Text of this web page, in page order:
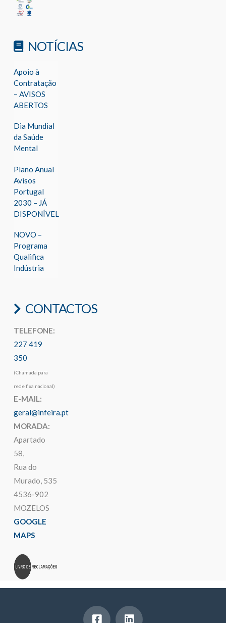
NOTÍCIAS
Apoio à
Contratação
– AVISOS
ABERTOS
Dia Mundial
da Saúde
Mental
Plano Anual
Avisos
Portugal
2030 – JÁ
DISPONÍVEL
NOVO –
Programa
Qualifica
Indústria
CONTACTOS
TELEFONE:
227 419
350
(Chamada para
rede fixa nacional)
E-MAIL:
geral@infeira.pt
MORADA:
Apartado
58,
Rua do
Murado, 535
4536-902
MOZELOS
GOOGLE
MAPS